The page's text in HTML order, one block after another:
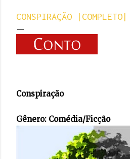
CONSPIRAÇÃO |COMPLETO|
Conspiração
Gênero: Comédia/Ficção